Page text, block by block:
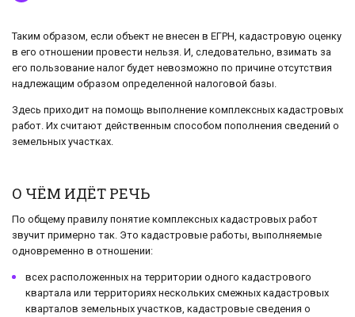
Таким образом, если объект не внесен в ЕГРН, кадастровую оценку
в его отношении провести нельзя. И, следовательно, взимать за
его пользование налог будет невозможно по причине отсутствия
надлежащим образом определенной налоговой базы.
Здесь приходит на помощь выполнение комплексных кадастровых
работ. Их считают действенным способом пополнения сведений о
земельных участках.
О ЧЁМ ИДЁТ РЕЧЬ
По общему правилу понятие комплексных кадастровых работ
звучит примерно так. Это кадастровые работы, выполняемые
одновременно в отношении:
всех расположенных на территории одного кадастрового
квартала или территориях нескольких смежных кадастровых
кварталов земельных участков, кадастровые сведения о